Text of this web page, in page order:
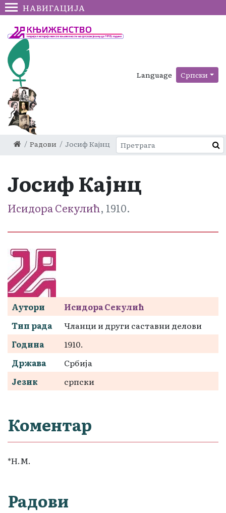
НАВИГАЦИЈА
Language Српски
Радови Јосиф Кајнц
Јосиф Кајнц
Исидора Секулић, 1910.
Аутори
Исидора Секулић
Тип рада
Чланци и други саставни делови
Година
1910.
Држава
Србија
Језик
српски
Коментар
*Н.М.
Радови